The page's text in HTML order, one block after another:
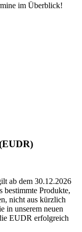
im Überblick!
ab dem 30.12.2026
bestimmte Produkte,
nicht aus kürzlich
in unserem neuen
EUDR erfolgreich